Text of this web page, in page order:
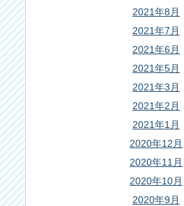
2021年8月
2021年7月
2021年6月
2021年5月
2021年3月
2021年2月
2021年1月
2020年12月
2020年11月
2020年10月
2020年9月